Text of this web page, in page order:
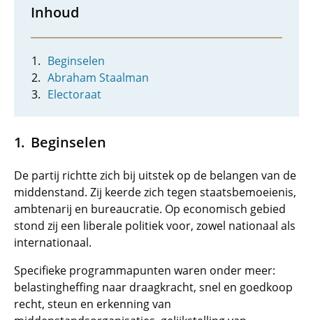
Inhoud
Beginselen
Abraham Staalman
Electoraat
Beginselen
De partij richtte zich bij uitstek op de belangen van de
middenstand. Zij keerde zich tegen staatsbemoeienis,
ambtenarij en bureaucratie. Op economisch gebied
stond zij een liberale politiek voor, zowel nationaal als
internationaal.
Specifieke programmapunten waren onder meer:
belastingheffing naar draagkracht, snel en goedkoop
recht, steun en erkenning van